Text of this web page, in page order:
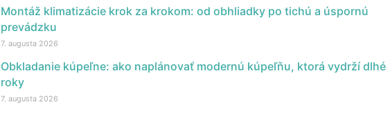
Montáž klimatizácie krok za krokom: od obhliadky po tichú a úspornú
prevádzku
7. augusta 2026
Obkladanie kúpeľne: ako naplánovať modernú kúpeľňu, ktorá vydrží dlhé
roky
7. augusta 2026